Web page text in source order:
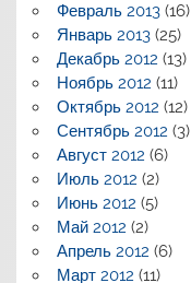
Февраль 2013(16)
Январь 2013(25)
Декабрь 2012 (13)
Ноябрь 2012 (11)
Октябрь 2012 (12)
Сентябрь 2012 (3)
Август 2012 (6)
Июль 2012 (2)
Июнь 2012 (5)
Май 2012 (2)
Апрель 2012 (6)
Март 2012 (11)